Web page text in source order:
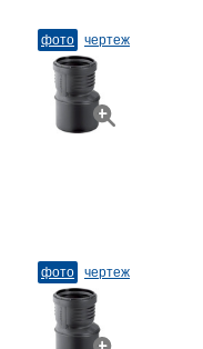
фото чертеж
фото чертеж